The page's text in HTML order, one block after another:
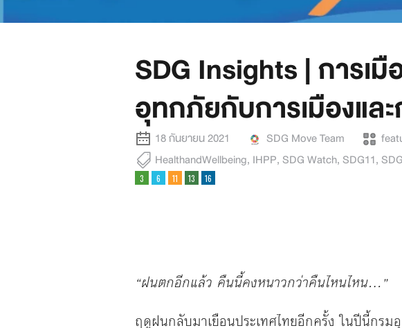
SDG Insights | การเ
อุทกภัยกับการเมืองแล
18 กันยายน 2021 SDG Move Team
HealthandWellbeing, IHPP, SDG Watch, SDG11,
“ฝนตกอีกแล้ว คืนนี้คงหนาวกว่าคืนไหนไหน…”
ฤดูฝนกลับมาเยือนประเทศไทยอีกครั้ง ในปีนี้กร